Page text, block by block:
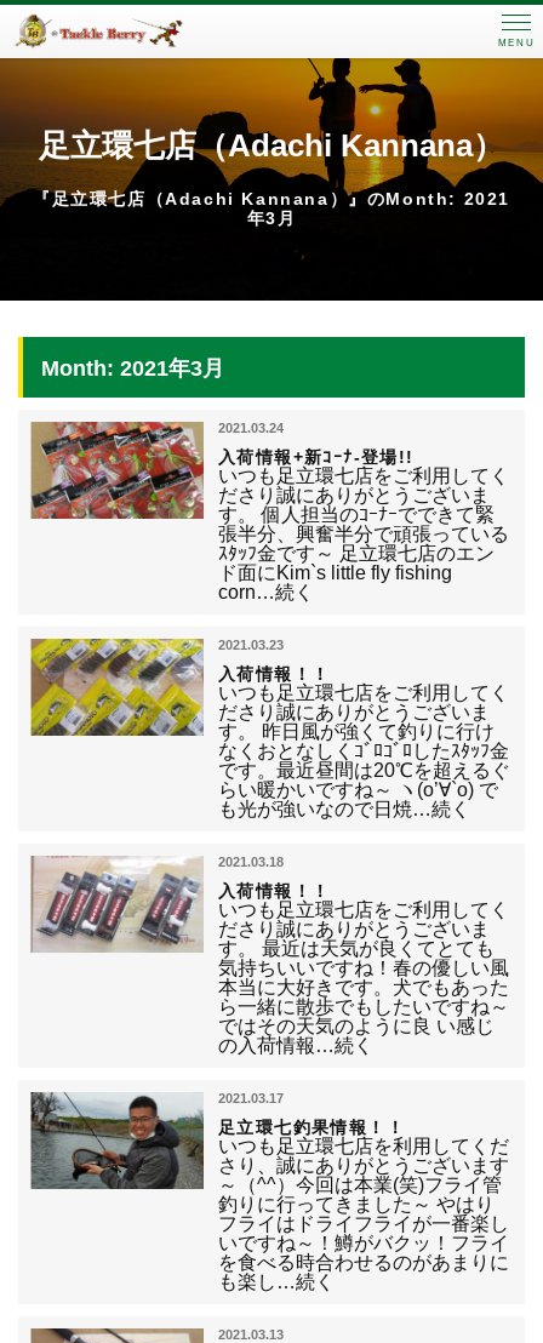
MENU
足立環七店（Adachi Kannana）
『足立環七店（Adachi Kannana）』のMonth: 2021
年3月
Month: 2021年3月
2021.03.24
入荷情報+新ｺｰﾅ-登場!!
いつも足立環七店をご利用してく
ださり誠にありがとうございま
す。 個人担当のｺｰﾅｰでできて緊
張半分、興奮半分で頑張っている
ｽﾀｯﾌ金です～ 足立環七店のエン
ド面にKim`s little fly fishing
corn…続く
2021.03.23
入荷情報！！
いつも足立環七店をご利用してく
ださり誠にありがとうございま
す。 昨日風が強くて釣りに行け
なくおとなしくｺﾞﾛｺﾞﾛしたｽﾀｯﾌ金
です。最近昼間は20℃を超えるぐ
らい暖かいですね～ ヽ(o’∀`o) で
も光が強いなので日焼…続く
2021.03.18
入荷情報！！
いつも足立環七店をご利用してく
ださり誠にありがとうございま
す。 最近は天気が良くてとても
気持ちいいですね！春の優しい風
本当に大好きです。犬でもあった
ら一緒に散歩でもしたいですね～
ではその天気のように良 い感じ
の入荷情報…続く
2021.03.17
足立環七釣果情報！！
いつも足立環七店を利用してくだ
さり、誠にありがとうございます
～（^^）今回は本業(笑)フライ管
釣りに行ってきました～ やはり
フライはドライフライが一番楽し
いですね～！鱒がバクッ！フライ
を食べる時合わせるのがあまりに
も楽し…続く
2021.03.13